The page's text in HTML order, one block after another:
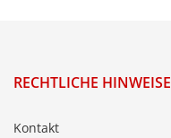
RECHTLICHE HINWEISE
Kontakt